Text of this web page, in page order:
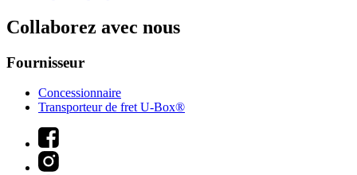
Collaborez avec nous
Fournisseur
Concessionnaire
Transporteur de fret U-Box®